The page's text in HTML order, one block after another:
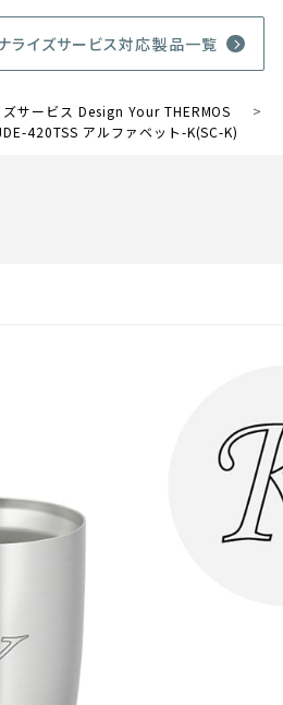
ライズサービス対応製品一覧
サービス Design Your THERMOS >
420TSS アルファベット-K(SC-K)